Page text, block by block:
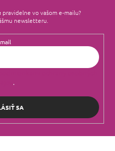
pravidelne vo vašom e‑mailu?
newsletteru.
.
SA